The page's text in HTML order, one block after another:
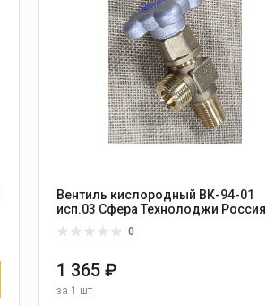
Вентиль кислородный ВК-94-01
исп.03 Сфера Технолоджи Россия
0
1 365 ₽
за 1 шт